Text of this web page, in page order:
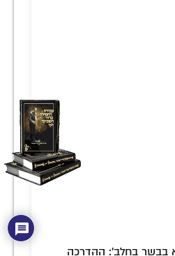
בבשר בחלב': ההדרכה